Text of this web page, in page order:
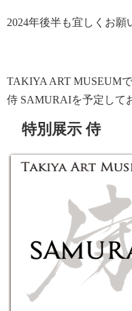
2024年後半も宜しくお願
TAKIYA ART MUSEUM
侍 SAMURAIを予定して
特別展示 侍